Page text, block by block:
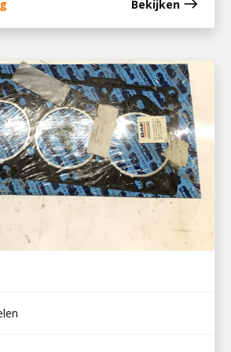
Bekijken east
DAF 2700